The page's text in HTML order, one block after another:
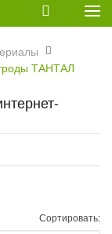
ТАНТАЛ
Сортировать: